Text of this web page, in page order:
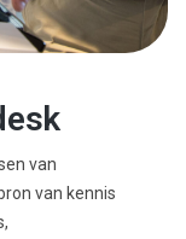
van
van kennis